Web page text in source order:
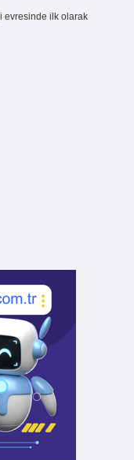
evresinde ilk olarak